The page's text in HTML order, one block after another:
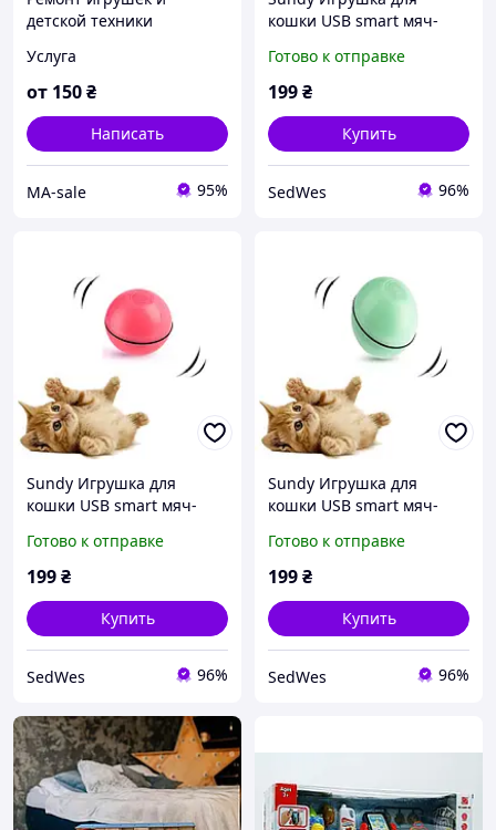
детской техники
Услуга
от 150₴
Написать
МА-sale 95%
кошки USB smart мяч-
движением и излучаемой
красной точкой
Готово к отправке
199₴
Купить
SedWes 96%
Sundy Игрушка для
кошки USB smart мяч-
движением и излучаемой
красной точкой Красный
Готово к отправке
199₴
Купить
SedWes 96%
Sundy Игрушка для
кошки USB smart мяч-
движением и излучаемой
красной точкой Зеленый
Готово к отправке
199₴
Купить
SedWes 96%